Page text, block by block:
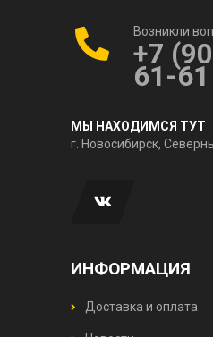
Возникли
+7
61-61
МЫ НАХОДИМСЯ ТУТ
г. Новосибирск,
ИНФОРМАЦИЯ
Доставка и оплата